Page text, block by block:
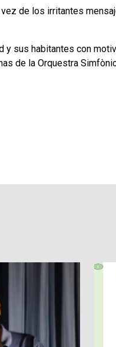
de los irritantes
y sus habitantes con
de la Orquestra